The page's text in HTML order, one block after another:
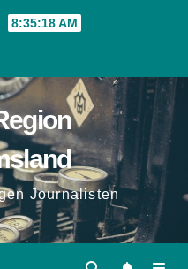
8:35:18 AM
Journalisten